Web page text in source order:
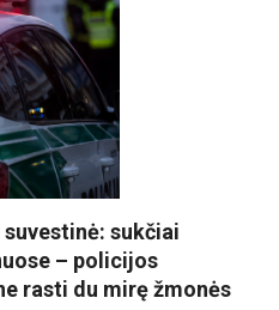
sukčiai
– policijos
rasti du mirę žmonės